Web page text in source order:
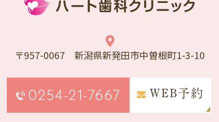
〒957-0067 新潟県新発田市中曽根町1-3-10
0254-21-7667 WEB予約